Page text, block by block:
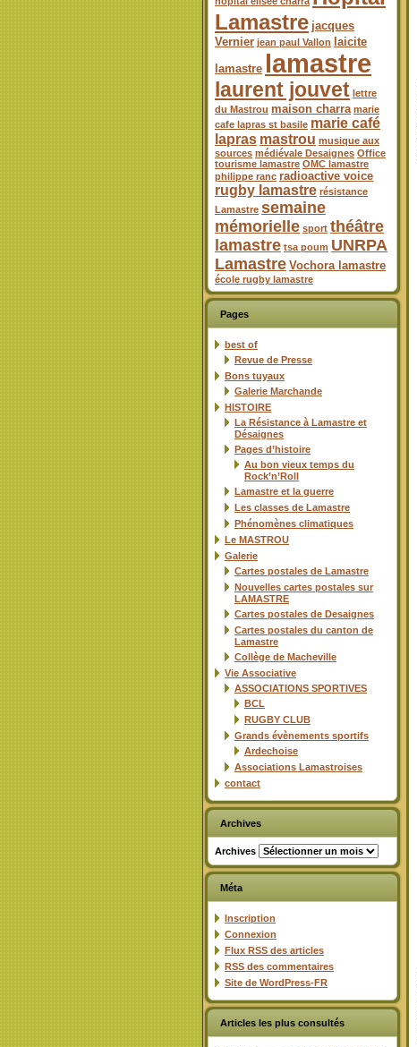
Lamastre jacques
Vernier jean paul Vallon
laicite
lamastre lamastre
laurent jouvet lettre
du Mastrou maison charra marie
cafe lapras st basile marie café
lapras mastrou musique aux
sources médiévale Desaignes Office
tourisme lamastre OMC lamastre
philippe ranc radioactive voice
rugby lamastre résistance
Lamastre semaine
mémorielle sport théâtre
lamastre tsa poum UNRPA
Lamastre Vochora lamastre
école rugby lamastre
Pages
best of
Revue de Presse
Bons tuyaux
Galerie Marchande
HISTOIRE
La Résistance à Lamastre et
Désaignes
Pages d’histoire
Au bon vieux temps du
Rock’n’Roll
Lamastre et la guerre
Les classes de Lamastre
Phénomènes climatiques
Le MASTROU
Galerie
Cartes postales de Lamastre
Nouvelles cartes postales sur
LAMASTRE
Cartes postales de Desaignes
Cartes postales du canton de
Lamastre
Collège de Macheville
Vie Associative
ASSOCIATIONS SPORTIVES
BCL
RUGBY CLUB
Grands évènements sportifs
Ardechoise
Associations Lamastroises
contact
Archives
Archives
Méta
Inscription
Connexion
Flux RSS des articles
RSS des commentaires
Site de WordPress-FR
Articles les plus consultés